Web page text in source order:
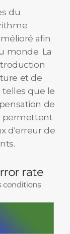
du
afin
monde. La
et de
que le
de
permettent
d'erreur de